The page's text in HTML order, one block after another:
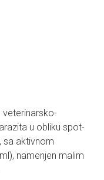
u obliku spot-
sa aktivnom
namenjen malim